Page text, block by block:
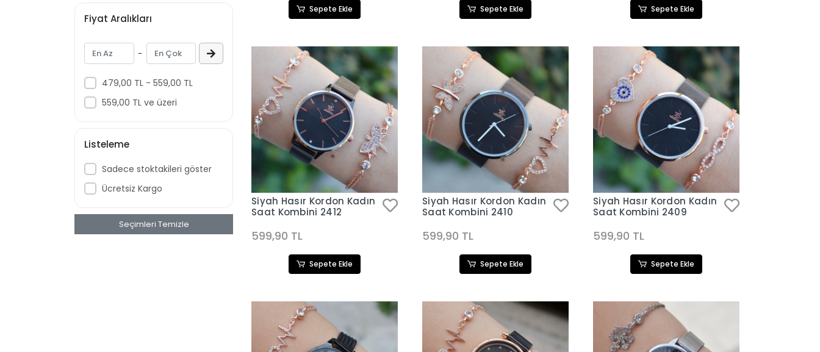
Fiyat Aralıkları
-
479,00 TL - 559,00 TL
559,00 TL ve üzeri
Listeleme
Sadece stoktakileri göster
Ücretsiz Kargo
Seçimleri Temizle
Sepete Ekle Sepete Ekle Sepete Ekle
Siyah Hasır Kordon Kadın
Saat Kombini 2412
599,90 TL
Sepete Ekle
Siyah Hasır Kordon Kadın
Saat Kombini 2410
599,90 TL
Sepete Ekle
Siyah Hasır Kordon Kadın
Saat Kombini 2409
599,90 TL
Sepete Ekle